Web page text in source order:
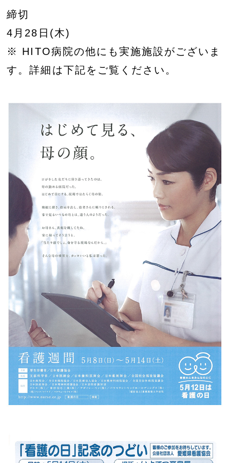
締切
4月28日(木)
※ HITO病院の他にも実施施設がございま
す。詳細は下記をご覧ください。